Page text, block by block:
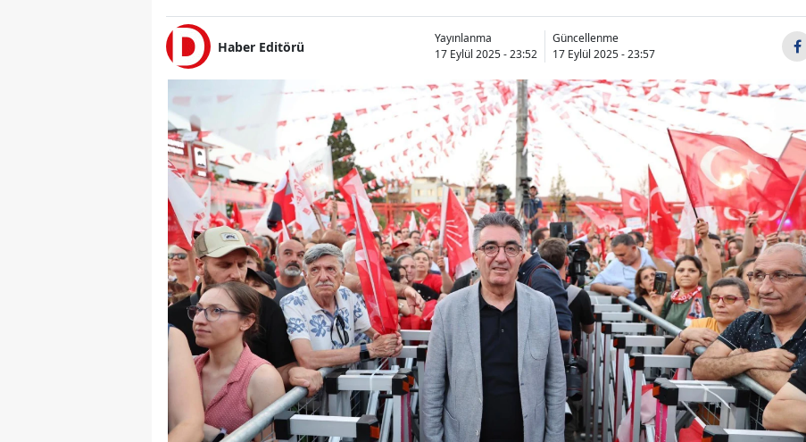
Haber Editörü
Yayınlanma
17 Eylül 2025 - 23:52
Güncellenme
17 Eylül 2025 - 23:57